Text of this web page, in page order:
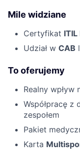
Mile widziane
Certyfikat
Udział w CAB
To oferujemy
Realny wpływ
Współpracę z
zespołem
Pakiet
Karta